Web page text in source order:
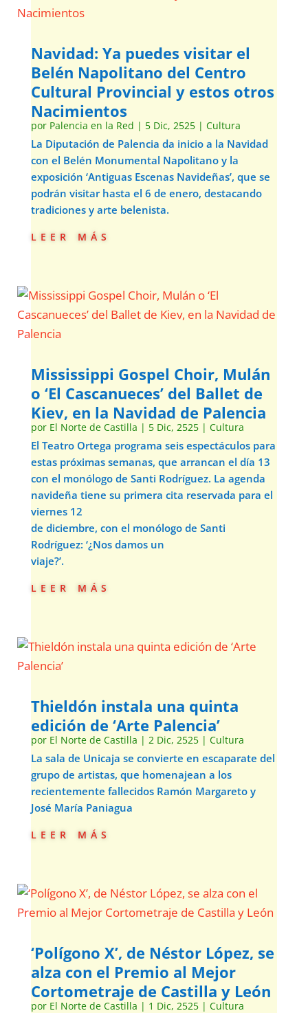
Navidad: Ya puedes visitar el
Belén Napolitano del Centro
Cultural Provincial y estos otros
Nacimientos
por Palencia en la Red | 5 Dic, 2525| Cultura
La Diputación de Palencia da inicio a la Navidad
con el Belén Monumental Napolitano y la
exposición ‘Antiguas Escenas Navideñas’, que se
podrán visitar hasta el 6 de enero, destacando
tradiciones y arte belenista.
leer más
Mississippi Gospel Choir, Mulán
o ‘El Cascanueces’ del Ballet de
Kiev, en la Navidad de Palencia
por El Norte de Castilla | 5 Dic, 2525| Cultura
El Teatro Ortega programa seis espectáculos para
estas próximas semanas, que arrancan el día 13
con el monólogo de Santi Rodríguez. La agenda
navideña tiene su primera cita reservada para el
viernes 12
de diciembre, con el monólogo de Santi
Rodríguez: ‘¿Nos damos un
viaje?’.
leer más
Thieldón instala una quinta
edición de ‘Arte Palencia’
por El Norte de Castilla | 2 Dic, 2525| Cultura
La sala de Unicaja se convierte en escaparate del
grupo de artistas, que homenajean a los
recientemente fallecidos Ramón Margareto y
José María Paniagua
leer más
‘Polígono X’, de Néstor López, se
alza con el Premio al Mejor
Cortometraje de Castilla y León
por El Norte de Castilla | 1 Dic, 2525| Cultura